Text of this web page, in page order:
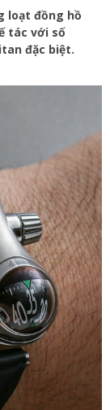
loạt đồng hồ
tác với số
đặc biệt.